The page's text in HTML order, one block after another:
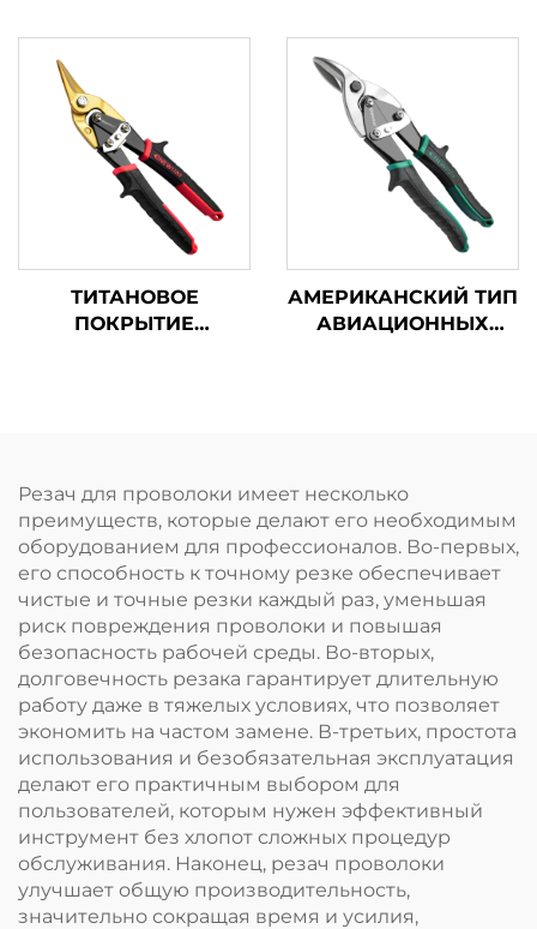
АВИАЦИОННЫЕ
НОЖНИЦЫ TX202TP
ТИТАНОВОЕ
ПОКРЫТИЕ
АМЕРИКАНСКИЙ ТИП
АВИАЦИОННЫХ
Резач для проволоки имеет несколько
преимуществ, которые делают его необходимым
оборудованием для профессионалов. Во-первых,
его способность к точному резке обеспечивает
чистые и точные резки каждый раз, уменьшая
риск повреждения проволоки и повышая
безопасность рабочей среды. Во-вторых,
долговечность резака гарантирует длительную
работу даже в тяжелых условиях, что позволяет
экономить на частом замене. В-третьих, простота
использования и безобязательная эксплуатация
делают его практичным выбором для
пользователей, которым нужен эффективный
инструмент без хлопот сложных процедур
обслуживания. Наконец, резач проволоки
улучшает общую производительность,
значительно сокращая время и усилия,